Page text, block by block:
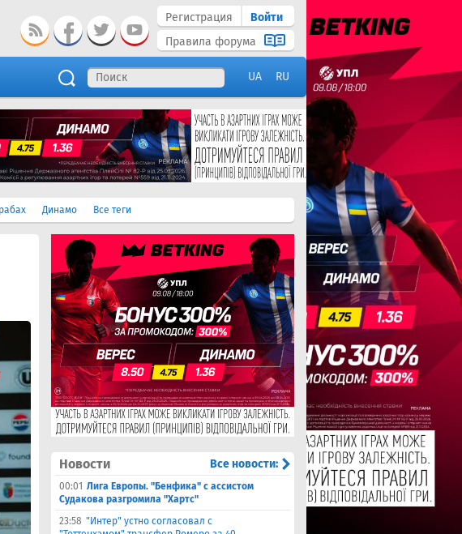
Регистрация
Войти
Правила форума
UA RU
Динамо Все теги
Новости Все новости:
00:01 Лига Европы. "Бенфика" с ассистом
Судакова разгромила "Хартс"
23:58 "Интер" устно согласовал с